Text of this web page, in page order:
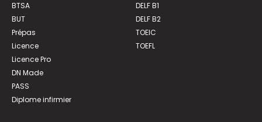
BTSA
BUT
Prépas
Licence
Licence Pro
DN Made
PASS
Diplome infirmier
DELF B1
DELF B2
TOEIC
TOEFL